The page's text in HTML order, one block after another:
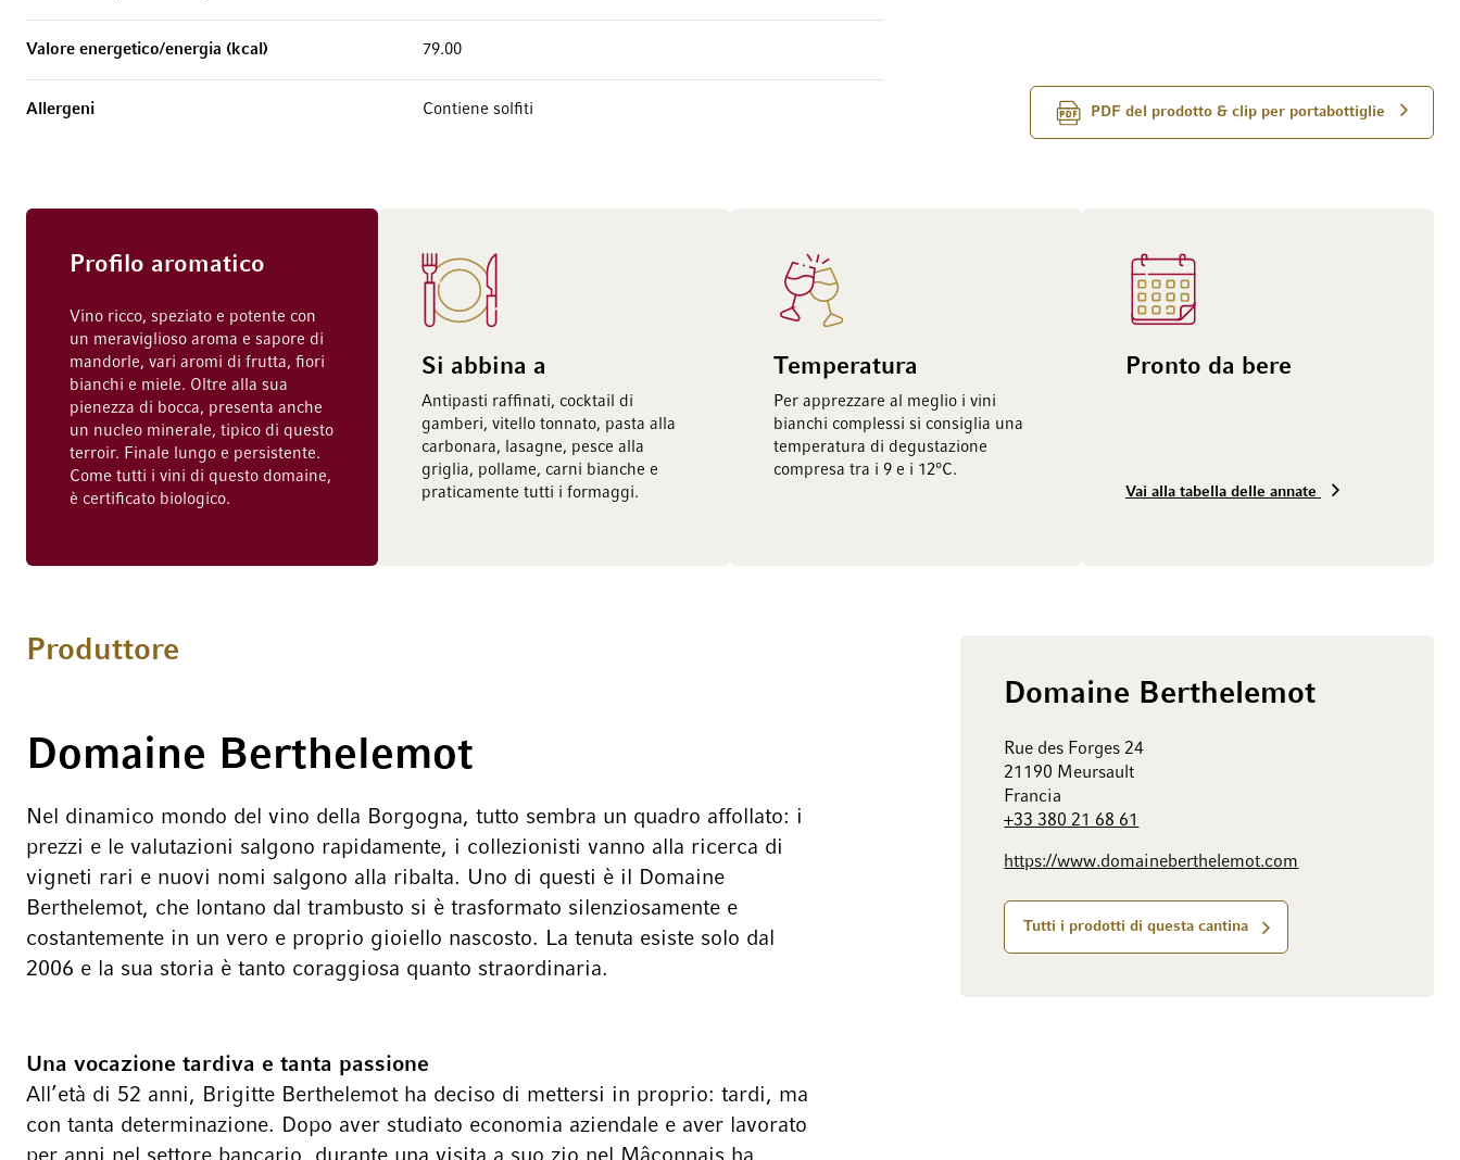
PDF del prodotto & clip per portabottiglie
Valore energetico/energia (kcal) 79.00
Allergeni Contiene solfiti
Profilo aromatico
Vino ricco, speziato e potente con
un meraviglioso aroma e sapore di
mandorle, vari aromi di frutta, fiori
bianchi e miele. Oltre alla sua
pienezza di bocca, presenta anche
un nucleo minerale, tipico di questo
terroir. Finale lungo e persistente.
Come tutti i vini di questo domaine,
è certificato biologico.
Si abbina a
Antipasti raffinati, cocktail di
gamberi, vitello tonnato, pasta alla
carbonara, lasagne, pesce alla
griglia, pollame, carni bianche e
praticamente tutti i formaggi.
Temperatura
Per apprezzare al meglio i vini
bianchi complessi si consiglia una
temperatura di degustazione
compresa tra i 9 e i 12°C.
Pronto da bere
Vai alla tabella delle annate
Domaine Berthelemot
Rue des Forges 24
21190 Meursault
Francia
+33 380 21 68 61
https://www.domaineberthelemot.com
Tutti i prodotti di questa cantina
Produttore
Domaine Berthelemot
Nel dinamico mondo del vino della Borgogna, tutto sembra un quadro affollato: i
prezzi e le valutazioni salgono rapidamente, i collezionisti vanno alla ricerca di
vigneti rari e nuovi nomi salgono alla ribalta. Uno di questi è il Domaine
Berthelemot, che lontano dal trambusto si è trasformato silenziosamente e
costantemente in un vero e proprio gioiello nascosto. La tenuta esiste solo dal
2006 e la sua storia è tanto coraggiosa quanto straordinaria.
Una vocazione tardiva e tanta passione
All’età di 52 anni, Brigitte Berthelemot ha deciso di mettersi in proprio: tardi, ma
con tanta determinazione. Dopo aver studiato economia aziendale e aver lavorato